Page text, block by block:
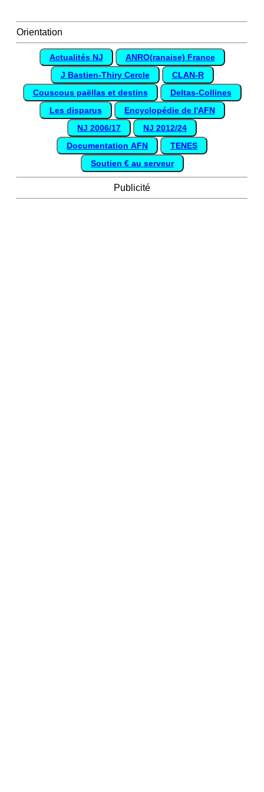
Orientation
Actualités NJ
ANRO(ranaise) France
J Bastien-Thiry Cercle
CLAN-R
Couscous paëllas et destins
Deltas-Collines
Les disparus
Encyclopédie de l'AFN
NJ 2006/17
NJ 2012/24
Documentation AFN
TENES
Soutien € au serveur
Publicité